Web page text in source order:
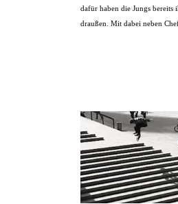
dafür haben die Jungs bereits
draußen. Mit dabei neben